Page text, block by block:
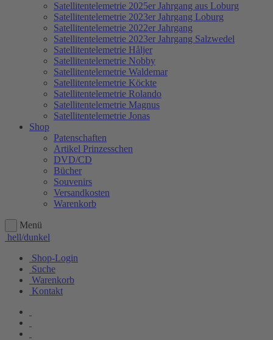
Satellitentelemetrie 2025er Jahrgang aus Loburg
Satellitentelemetrie 2023er Jahrgang Loburg
Satellitentelemetrie 2022er Jahrgang
Satellitentelemetrie 2023er Jahrgang Salzwedel
Satellitentelemetrie Håljer
Satellitentelemetrie Nobby
Satellitentelemetrie Waldemar
Satellitentelemetrie Köckte
Satellitentelemetrie Rolando
Satellitentelemetrie Magnus
Satellitentelemetrie Jonas
Shop
Patenschaften
Artikel Prinzesschen
DVD/CD
Bücher
Souvenirs
Versandkosten
Warenkorb
Menü
hell/dunkel
Shop-Login
Suche
Warenkorb
Kontakt